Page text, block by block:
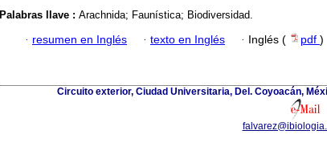
Palabras llave : Arachnida; Faunística; Biodiversidad.
· resumen en Inglés · texto en Inglés · Inglés ( pdf )
Circuito exterior, Ciudad Universitaria, Del. Coyoacán,